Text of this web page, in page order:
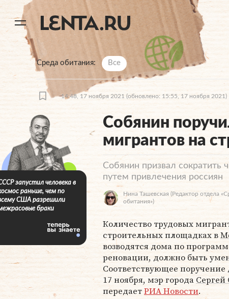
Среда обитания Все
14:48, 17 ноября 2021 (обновлено: 15:55, 17 ноября 2021)
Собянин
мигрантов на
Собянин призвал сократить
путем привлечения россиян
Нина Ташевская (Редактор отдела
обитания»)
Количество трудовых
строительных площадках в
возводятся дома по
реновации, должно быть
Соответствующее поручение
17 ноября, мэр города Сергей
передаетРИА Новости.
запустил человека в
раньше, чем по
США разрешили
браки